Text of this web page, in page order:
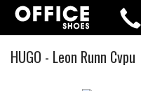
HUGO Plitke
- Leon Runn Cvpu